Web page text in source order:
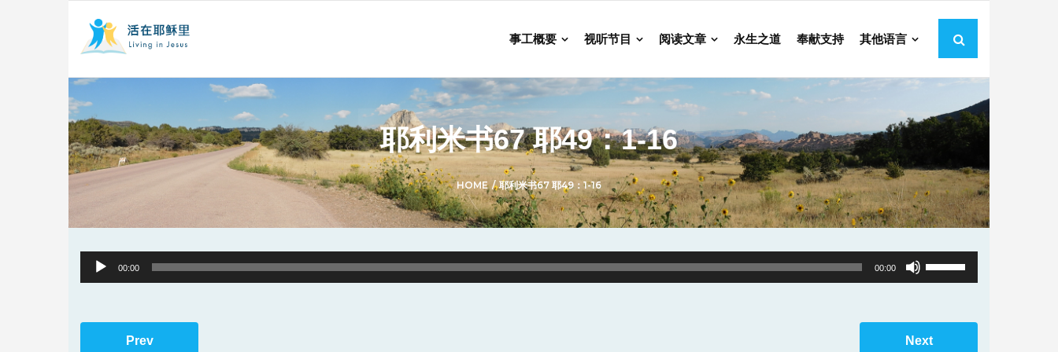
事工概要 视听节目 阅读文章 永生之道 奉献支持 其他语言
耶利米书67 耶49：1-16
HOME /耶利米书67 耶49：1-16
Audio
Player
00:00 00:00
Use
Up/Down
to
Prev Next